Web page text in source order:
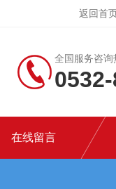
返回首
全国服务咨询
在线留言